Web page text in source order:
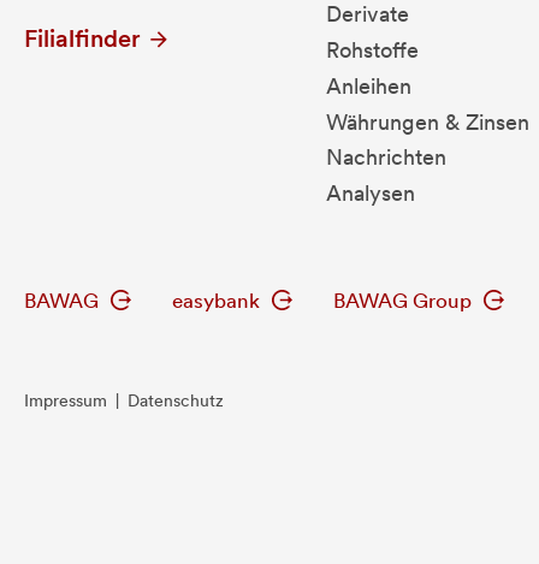
Filialfinder
Derivate
Rohstoffe
Anleihen
Währungen & Zinsen
Nachrichten
Analysen
BAWAG easybank BAWAG Group
Impressum Datenschutz